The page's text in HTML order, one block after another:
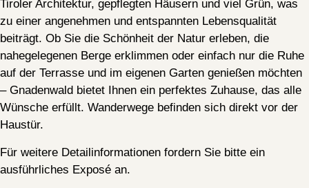
Tiroler Architektur, gepflegten Häusern und viel Grün, was
zu einer angenehmen und entspannten Lebensqualität
beiträgt. Ob Sie die Schönheit der Natur erleben, die
nahegelegenen Berge erklimmen oder einfach nur die Ruhe
auf der Terrasse und im eigenen Garten genießen möchten
– Gnadenwald bietet Ihnen ein perfektes Zuhause, das alle
Wünsche erfüllt. Wanderwege befinden sich direkt vor der
Haustür.
Für weitere Detailinformationen fordern Sie bitte ein
ausführliches Exposé an.